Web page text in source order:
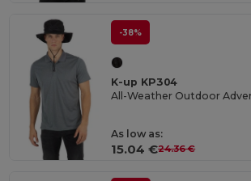
-38%
K-up KP304
All-Weather Outdoor
As low as:
15.04 €24.36 €